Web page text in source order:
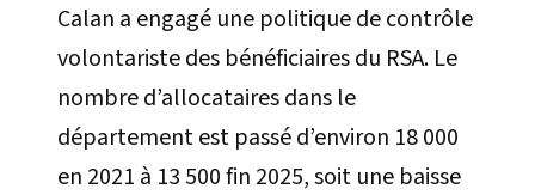
Calan a engagé une politique de contrôle
volontariste des bénéficiaires du RSA. Le
nombre d’allocataires dans le
département est passé d’environ 18 000
en 2021 à 13 500 fin 2025, soit une baisse